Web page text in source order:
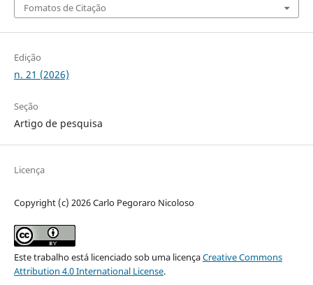
Fomatos de Citação
Edição
n. 21 (2026)
Seção
Artigo de pesquisa
Licença
Copyright (c) 2026 Carlo Pegoraro Nicoloso
Este trabalho está licenciado sob uma licençaCreative Commons
Attribution 4.0 International License.